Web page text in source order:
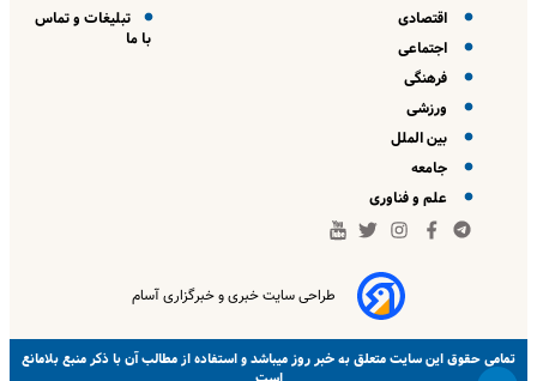
اقتصادی
اجتماعی
فرهنگی
ورزشی
بین الملل
جامعه
علم و فناوری
تبلیغات و تماس
با ما
طراحی سایت خبری و خبرگزاری آسام
تمامی حقوق این سایت متعلق بهخبر روزمیباشد و استفاده از مطالب آن با ذکر منبع بلامانع